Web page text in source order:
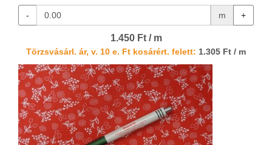
- m +
1.450 Ft / m
Törzsvásárl. ár, v. 10 e. Ft kosárért. felett: 1.305 Ft / m